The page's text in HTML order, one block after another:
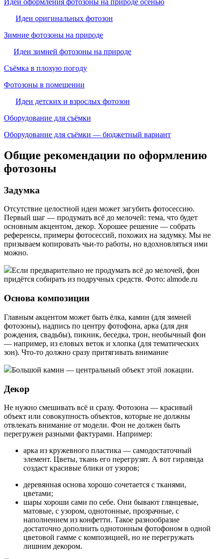
Идеи оригинальных фотозон
Зимние фотозоны на природе
Идеи зимней фотозоны на природе
Съёмка в плохую погоду
Фотозоны в помещении
Идеи детских и взрослых фотозон
Оборудование для съёмки
Оборудование для съёмки — бюджетный вариант
Общие рекомендации по оформлению
фотозоны
Задумка
Отсутствие целостной идеи может загубить фотосессию.
Первый шаг — продумать всё до мелочей: тема, что будет
основным акцентом, декор. Хорошее решение — собрать
референсы, примеры фотосессий, похожих на задумку. Мы не
призываем копировать чьи-то работы, но вдохновляться ими
можно.
Если предварительно не продумать всё до мелочей, фон
придётся собирать из подручных средств. Фото: almode.ru
Основа композиции
Главным акцентом может быть ёлка, камин (для зимней
фотозоны), надпись по центру фотофона, арка (для дня
рождения, свадьбы), пикник, беседка, трон, необычный фон
— например, из еловых веток и хлопка (для тематических
зон). Что-то должно сразу притягивать внимание
Большой камин — центральный объект этой локации.
Декор
Не нужно смешивать всё и сразу. Фотозона — красивый
объект или совокупность объектов, которые не должны
отвлекать внимание от модели. Фон не должен быть
перегружен разными фактурами. Например:
арка из кружевного пластика — самодостаточный
элемент. Цветы, ткань его перегрузят. А вот гирлянда
создаст красивые блики от узоров;
деревянная основа хорошо сочетается с тканями,
цветами;
шары хороши сами по себе. Они бывают глянцевые,
матовые, с узором, однотонные, прозрачные, с
наполнением из конфетти. Такое разнообразие
достаточно дополнить однотонным фотофоном в одной
цветовой гамме с композицией, но не перегружать
лишним декором.